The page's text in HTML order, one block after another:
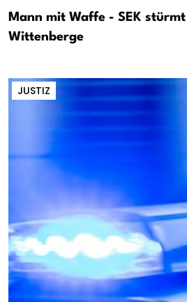
Mann mit Waffe - SEK
Wittenberge
JUSTIZ